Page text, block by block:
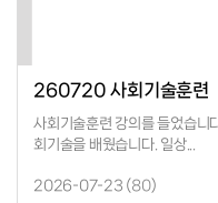
260720 사회기술훈련
사회기술훈련 강의를 들었습니
회기술을 배웠습니다. 일상...
2026-07-23 (80)